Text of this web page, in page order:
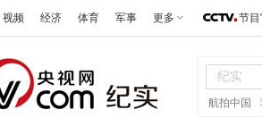
视频 经济 体育 军事 更多 节目
航拍中国